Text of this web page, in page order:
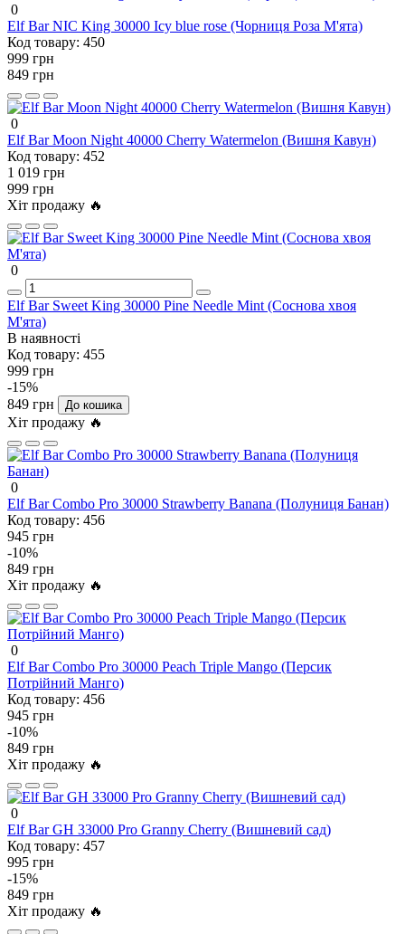
0
Elf Bar NIC King 30000 Icy blue rose (Чорниця Роза М'ята)
Код товару: 450
999 грн
849 грн
0
Elf Bar Moon Night 40000 Cherry Watermelon (Вишня Кавун)
Код товару: 452
1 019 грн
999 грн
Хіт продажу 🔥
0
Elf Bar Sweet King 30000 Pine Needle Mint (Соснова хвоя
М'ята)
В наявності
Код товару: 455
999 грн
-15%
849 грн
До кошика
Хіт продажу 🔥
0
Elf Bar Combo Pro 30000 Strawberry Banana (Полуниця Банан)
Код товару: 456
945 грн
-10%
849 грн
Хіт продажу 🔥
0
Elf Bar Combo Pro 30000 Peach Triple Mango (Персик
Потрійний Манго)
Код товару: 456
945 грн
-10%
849 грн
Хіт продажу 🔥
0
Elf Bar GH 33000 Pro Granny Cherry (Вишневий сад)
Код товару: 457
995 грн
-15%
849 грн
Хіт продажу 🔥